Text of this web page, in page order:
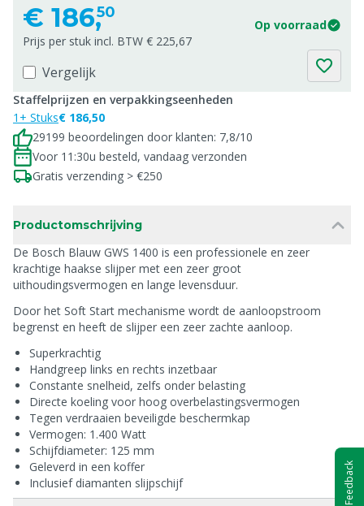
€ 186,50
Op voorraad
Prijs per stuk incl. BTW € 225,67
Vergelijk
Staffelprijzen en verpakkingseenheden
1+ Stuks€ 186,50
29199 beoordelingen door klanten: 7,8/10
Voor 11:30u besteld, vandaag verzonden
Gratis verzending > €250
Productomschrijving
De Bosch Blauw GWS 1400 is een professionele en zeer
krachtige haakse slijper met een zeer groot
uithoudingsvermogen en lange levensduur.
Door het Soft Start mechanisme wordt de aanloopstroom
begrenst en heeft de slijper een zeer zachte aanloop.
Superkrachtig
Handgreep links en rechts inzetbaar
Constante snelheid, zelfs onder belasting
Directe koeling voor hoog overbelastingsvermogen
Tegen verdraaien beveiligde beschermkap
Vermogen: 1.400 Watt
Schijfdiameter: 125 mm
Geleverd in een koffer
Inclusief diamanten slijpschijf
Feedback